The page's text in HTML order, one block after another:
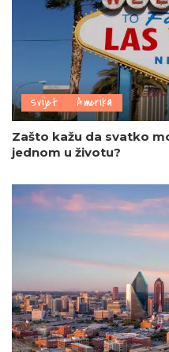
Svijet Amerika
Zašto kažu da svatko
jednom u životu?